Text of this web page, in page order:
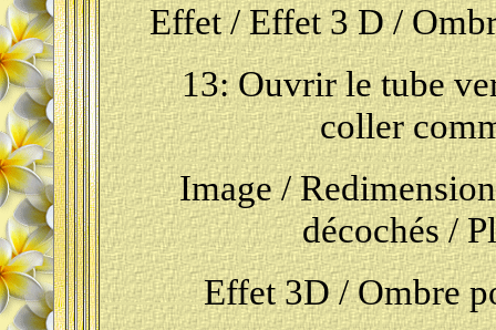
Effet / Effet 3 D /
13: Ouvrir le tube
coller
Image /
décochés /
Effet 3D / Ombre